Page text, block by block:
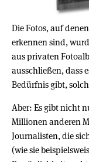
Die Fotos, auf
erkennen sind,
aus privaten
ausschließen, dass
Bedürfnis gibt,
Aber: Es gibt nicht
Millionen anderen
Journalisten, die
(wie sie